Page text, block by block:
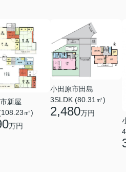
新屋
㎡)
万円
小田原市田島
3SLDK (80.31㎡)
2,480万円